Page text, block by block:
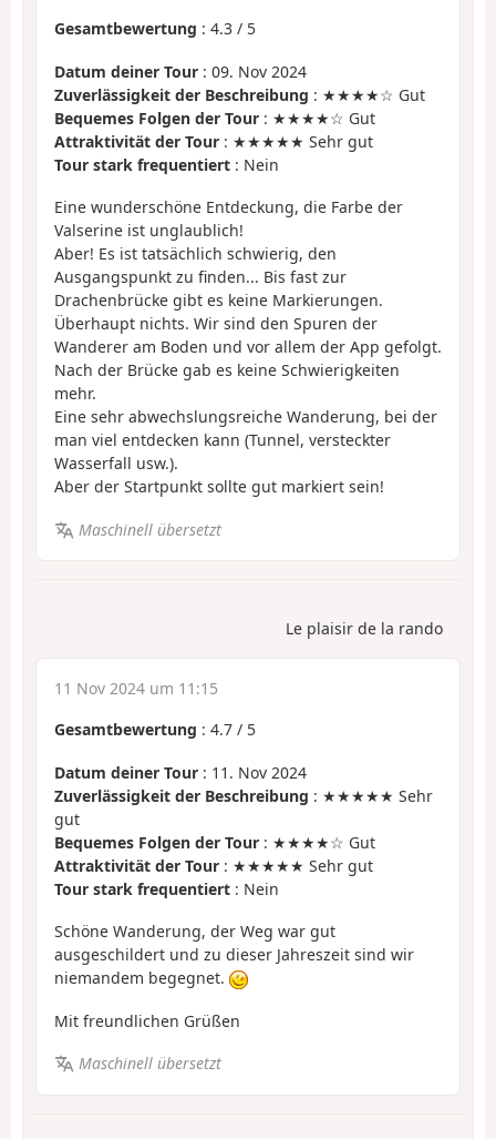
Gesamtbewertung : 4.3 / 5
Datum deiner Tour : 09. Nov 2024
Zuverlässigkeit der Beschreibung : ★★★★☆ Gut
Bequemes Folgen der Tour : ★★★★☆ Gut
Attraktivität der Tour : ★★★★★ Sehr gut
Tour stark frequentiert : Nein
Eine wunderschöne Entdeckung, die Farbe der
Valserine ist unglaublich!
Aber! Es ist tatsächlich schwierig, den
Ausgangspunkt zu finden... Bis fast zur
Drachenbrücke gibt es keine Markierungen.
Überhaupt nichts. Wir sind den Spuren der
Wanderer am Boden und vor allem der App gefolgt.
Nach der Brücke gab es keine Schwierigkeiten
mehr.
Eine sehr abwechslungsreiche Wanderung, bei der
man viel entdecken kann (Tunnel, versteckter
Wasserfall usw.).
Aber der Startpunkt sollte gut markiert sein!
Maschinell übersetzt
Le plaisir de la rando
11 Nov 2024 um 11:15
Gesamtbewertung : 4.7 / 5
Datum deiner Tour : 11. Nov 2024
Zuverlässigkeit der Beschreibung : ★★★★★ Sehr
gut
Bequemes Folgen der Tour : ★★★★☆ Gut
Attraktivität der Tour : ★★★★★ Sehr gut
Tour stark frequentiert : Nein
Schöne Wanderung, der Weg war gut
ausgeschildert und zu dieser Jahreszeit sind wir
niemandem begegnet.
Mit freundlichen Grüßen
Maschinell übersetzt